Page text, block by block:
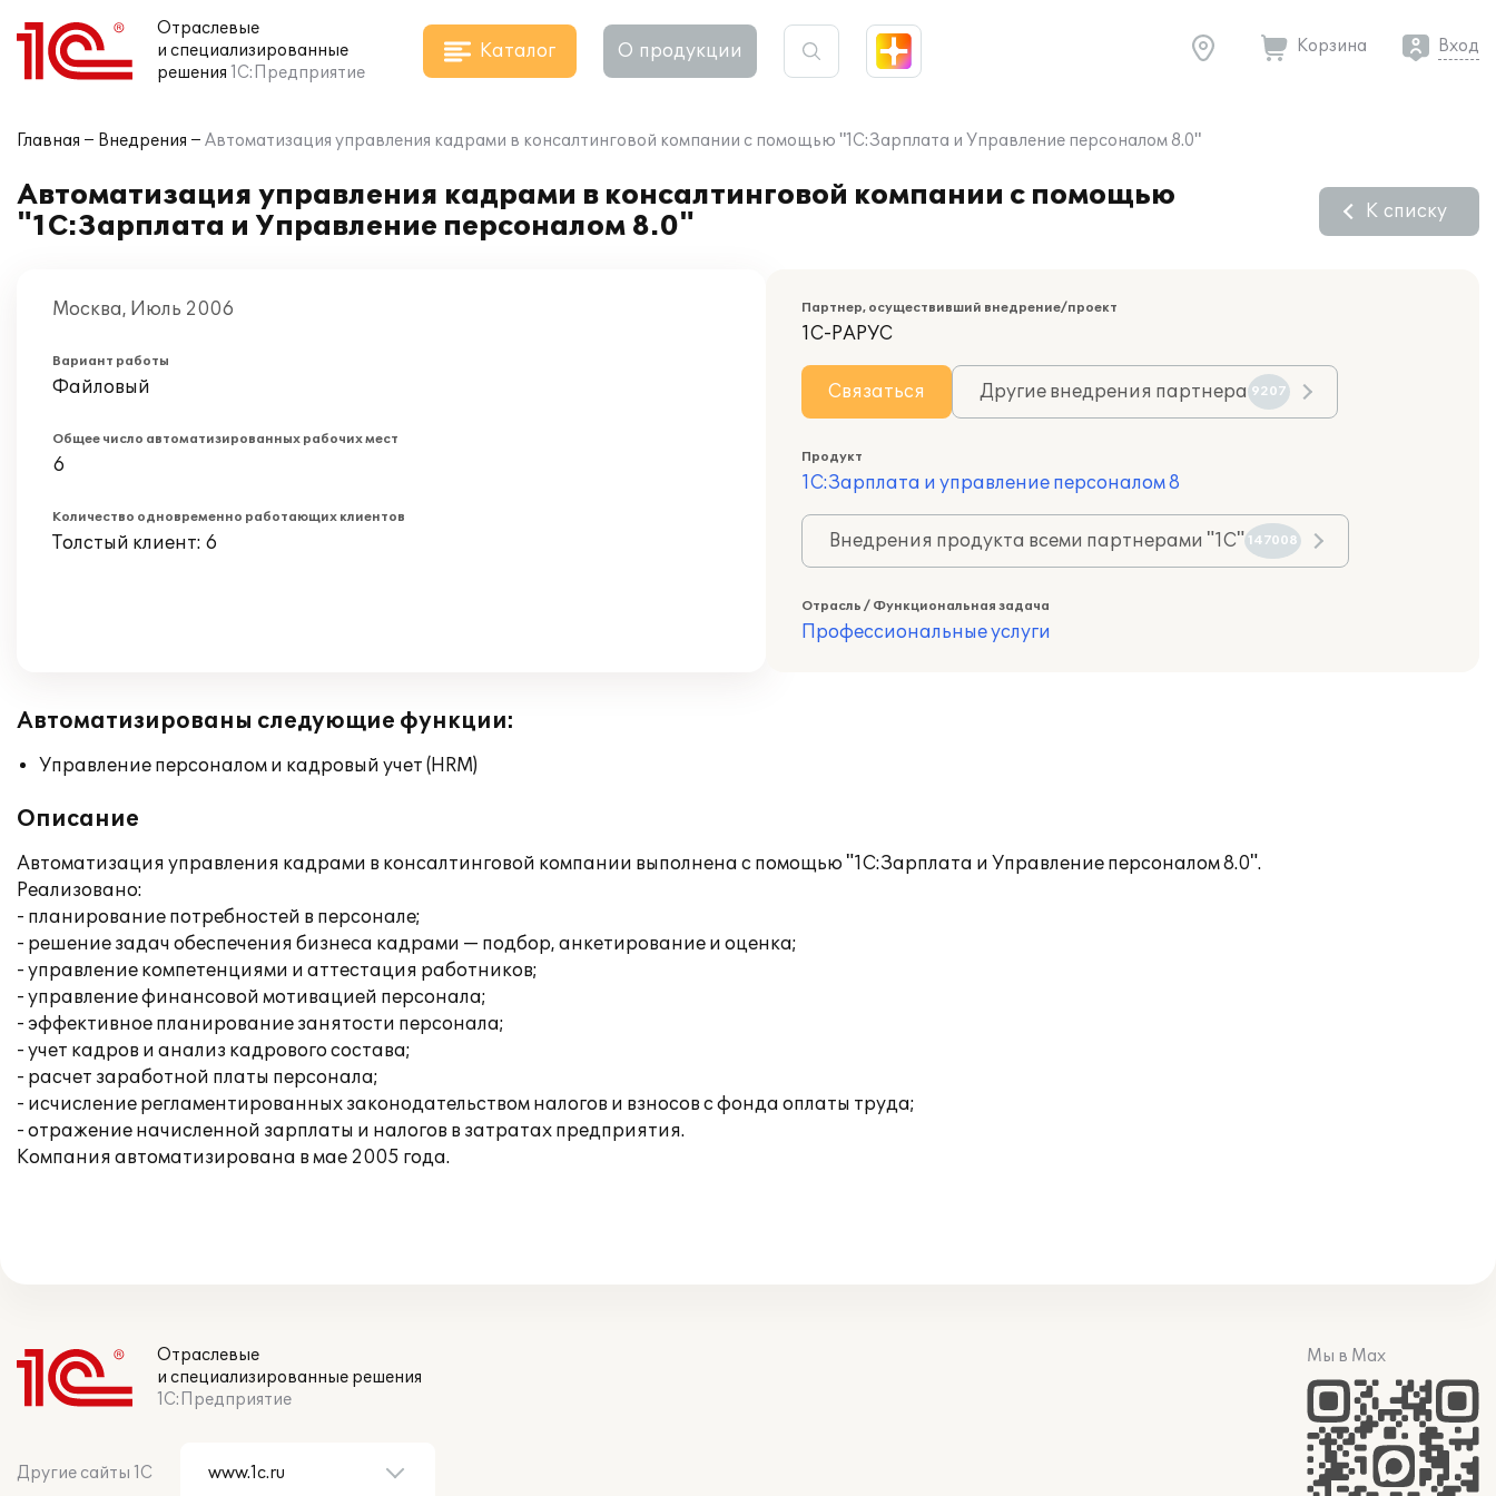
Отраслевые
и специализированные
решения 1С:Предприятие
Каталог О продукции Корзина Вход
Главная Внедрения Автоматизация управления кадрами в консалтинговой компании с помощью "1С:Зарплата и Управление персоналом 8.0"
Автоматизация управления кадрами в консалтинговой компании с помощью
"1С:Зарплата и Управление персоналом 8.0"
К списку
Москва, Июль 2006
Вариант работы
Файловый
Общее число автоматизированных рабочих мест
6
Количество одновременно работающих клиентов
Толстый клиент: 6
Партнер, осуществивший внедрение/проект
1С-РАРУС
Связаться Другие внедрения партнера 9207
Продукт
1С:Зарплата и управление персоналом 8
Внедрения продукта всеми партнерами "1С" 147008
Отрасль / Функциональная задача
Профессиональные услуги
Автоматизированы следующие функции:
Управление персоналом и кадровый учет (HRM)
Описание
Автоматизация управления кадрами в консалтинговой компании выполнена с помощью "1С:Зарплата и Управление персоналом 8.0".
Реализовано:
- планирование потребностей в персонале;
- решение задач обеспечения бизнеса кадрами — подбор, анкетирование и оценка;
- управление компетенциями и аттестация работников;
- управление финансовой мотивацией персонала;
- эффективное планирование занятости персонала;
- учет кадров и анализ кадрового состава;
- расчет заработной платы персонала;
- исчисление регламентированных законодательством налогов и взносов с фонда оплаты труда;
- отражение начисленной зарплаты и налогов в затратах предприятия.
Компания автоматизирована в мае 2005 года.
Отраслевые
и специализированные решения
1С:Предприятие
Другие сайты 1С
Мы в Max